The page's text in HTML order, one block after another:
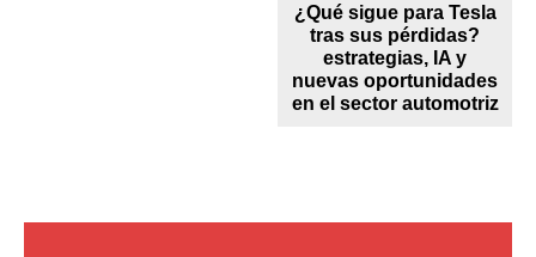
¿Qué sigue para Tesla
tras sus pérdidas?
estrategias, IA y
nuevas oportunidades
en el sector automotriz